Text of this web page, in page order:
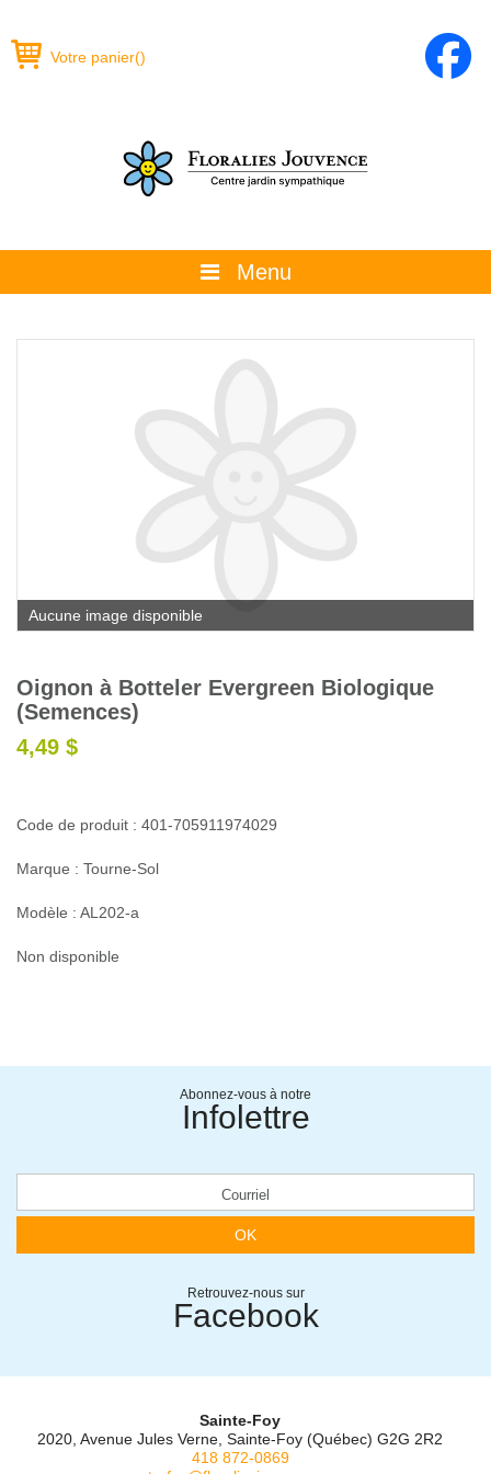
Votre panier()
Menu
La boutique
Promotions et évènements
Calendrier horticole
Emplois
Service à la clientèle
Nous joindre
Aucune image disponible
Oignon à Botteler Evergreen Biologique
(Semences)
4,49 $
Code de produit : 401-705911974029
Marque : Tourne-Sol
Modèle : AL202-a
Non disponible
Abonnez-vous à notre
Infolettre
OK
Retrouvez-nous sur
Facebook
Sainte-Foy
2020, Avenue Jules Verne, Sainte-Foy (Québec) G2G 2R2
418 872-0869